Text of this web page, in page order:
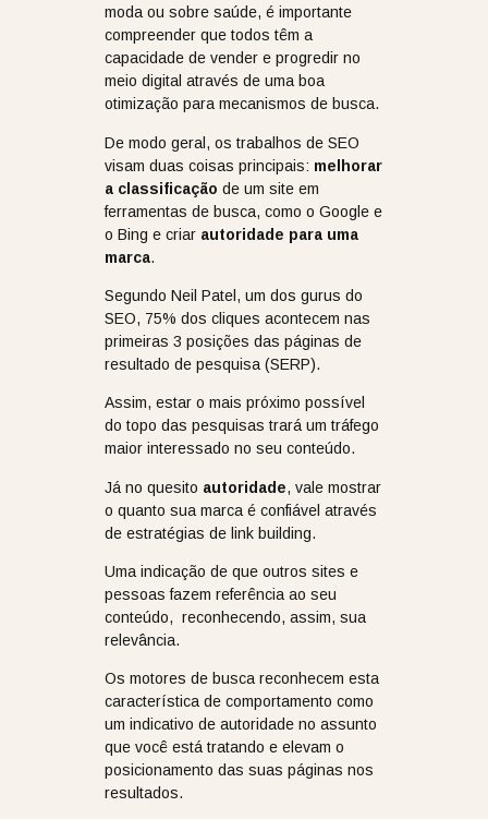
moda ou sobre saúde, é importante
compreender que todos têm a
capacidade de vender e progredir no
meio digital através de uma boa
otimização para mecanismos de busca.
De modo geral, os trabalhos de SEO
visam duas coisas principais: melhorar
a classificação de um site em
ferramentas de busca, como o Google e
o Bing e criar autoridade para uma
marca.
Segundo Neil Patel, um dos gurus do
SEO, 75% dos cliques acontecem nas
primeiras 3 posições das páginas de
resultado de pesquisa (SERP).
Assim, estar o mais próximo possível
do topo das pesquisas trará um tráfego
maior interessado no seu conteúdo.
Já no quesito autoridade, vale mostrar
o quanto sua marca é confiável através
de estratégias de link building.
Uma indicação de que outros sites e
pessoas fazem referência ao seu
conteúdo, reconhecendo, assim, sua
relevância.
Os motores de busca reconhecem esta
característica de comportamento como
um indicativo de autoridade no assunto
que você está tratando e elevam o
posicionamento das suas páginas nos
resultados.